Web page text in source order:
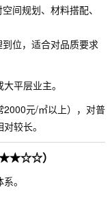
间规划、材料搭配、
位，适合对品质要求
平层业主。
2000元/㎡以上），对普
较长。
）
。